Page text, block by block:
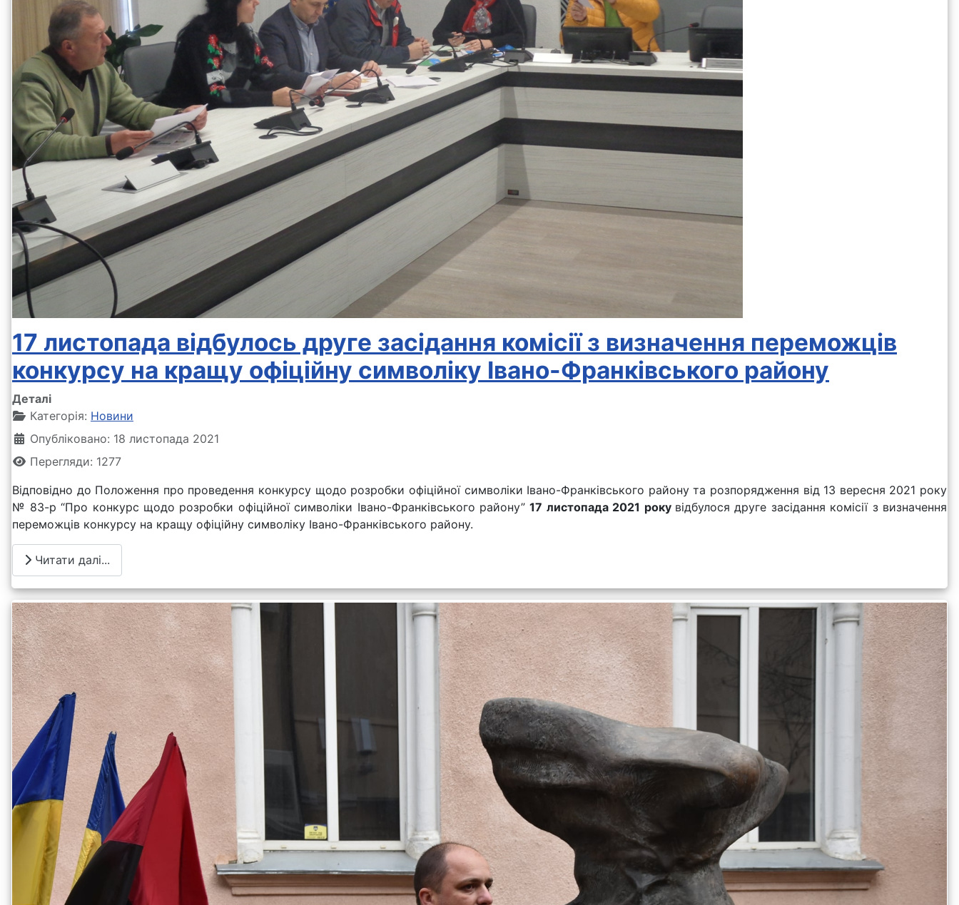
17 листопада відбулось друге засідання комісії з визначення переможців
конкурсу на кращу офіційну символіку Івано-Франківського району
Деталі
Категорія: Новини
Опубліковано: 18 листопада 2021
Перегляди: 1277
Відповідно до Положення про проведення конкурсу щодо розробки офіційної символіки Івано-Франківського району та розпорядження від 13 вересня 2021 року
№ 83-р “Про конкурс щодо розробки офіційної символіки Івано-Франківського району”17 листопада 2021 року відбулося друге засідання комісії з визначення
переможців конкурсу на кращу офіційну символіку Івано-Франківського району.
Читати далі...